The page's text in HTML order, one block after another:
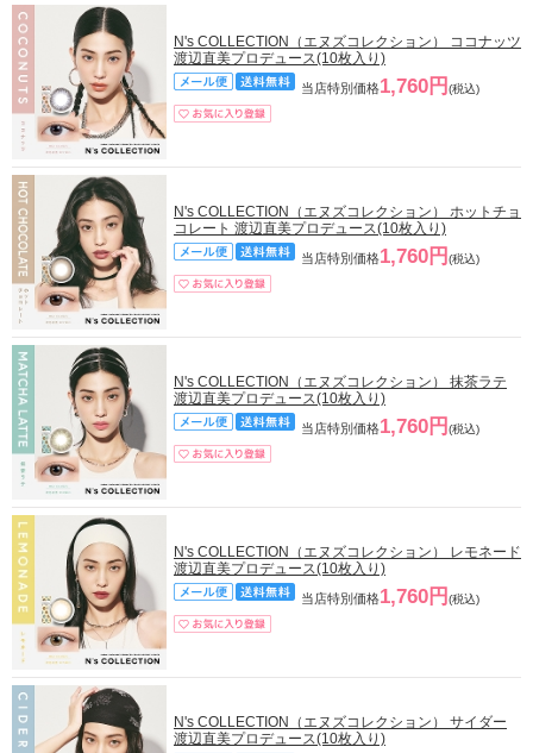
N's COLLECTION（エヌズコレクション） ココナッツ
渡辺直美プロデュース(10枚入り)
当店特別価格1,760円 (税込)
N's COLLECTION（エヌズコレクション） ホットチョ
コレート 渡辺直美プロデュース(10枚入り)
当店特別価格1,760円 (税込)
N's COLLECTION（エヌズコレクション） 抹茶ラテ
渡辺直美プロデュース(10枚入り)
当店特別価格1,760円 (税込)
N's COLLECTION（エヌズコレクション） レモネード
渡辺直美プロデュース(10枚入り)
当店特別価格1,760円 (税込)
N's COLLECTION（エヌズコレクション） サイダー
渡辺直美プロデュース(10枚入り)